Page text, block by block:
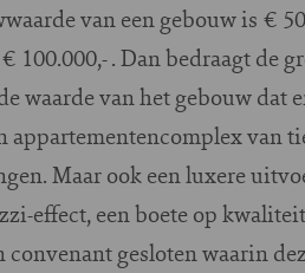
van een gebouw is €
100.000,- . Dan bedraagt de
waarde van het gebouw dat
appartementencomplex van
Maar ook een luxere
effect, een boete op
convenant gesloten waarin